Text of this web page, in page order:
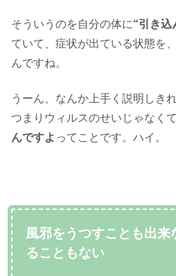
そういうのを自分の体に“引き込
ていて、症状が出ている状態を、
んですね。
うーん、なんか上手く説明しき
つまりウィルスのせいじゃなくて
んですよ ってことです。ハイ。
風邪をうつすことも出来
ることもない